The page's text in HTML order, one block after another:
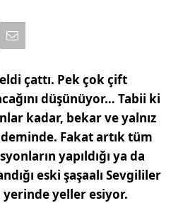
çattı. Pek çok çift
düşünüyor… Tabii ki
kadar, bekar ve yalnız
Fakat artık tüm
yapıldığı ya da
eski şaşaalı Sevgililer
yerinde yeller esiyor.